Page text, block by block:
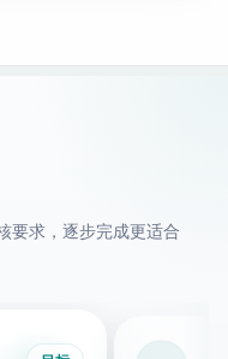
要求，逐步完成更适合